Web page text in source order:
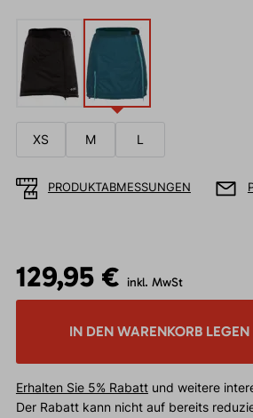
XS M L
PRODUKTABMESSUNGEN
129,95 € inkl. MwSt
IN DEN WARENKORB LEGEN
Erhalten Sie 5% Rabattund weitere
Der Rabatt kann nicht auf bereits